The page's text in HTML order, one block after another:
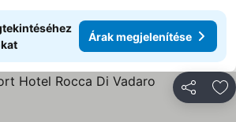
Árak megjelenítése